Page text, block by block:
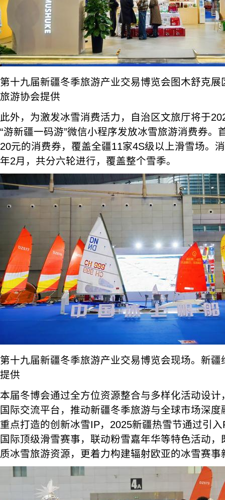
第十九届新疆冬季旅游产业交易博览会图木舒克
旅游协会提供
此外，为激发冰雪消费活力，自治区文旅厅将于
“游新疆一码游”微信小程序发放冰雪旅游消费券。
20元的消费券，覆盖全疆11家4S级以上滑雪场。
年2月，共分六轮进行，覆盖整个雪季。
第十九届新疆冬季旅游产业交易博览会现场。新
提供
本届冬博会通过全方位资源整合与多样化活动设
国际交流平台，推动新疆冬季旅游与全球市场深
重点打造的创新冰雪IP，2025新疆热雪节通过引
国际顶级滑雪赛事，联动粉雪嘉年华等特色活动
质冰雪旅游资源，更着力构建辐射欧亚的冰雪赛事